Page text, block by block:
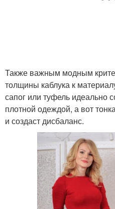
Также важным модным
толщины каблука к
сапог или туфель идеально
плотной одеждой, а вот
и создаст дисбаланс.